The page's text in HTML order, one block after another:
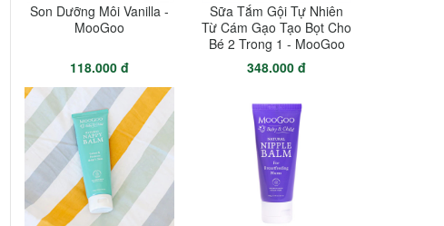
Son Dưỡng Môi Vanilla -
MooGoo
118.000 đ
Sữa Tắm Gội Tự Nhiên
Từ Cám Gạo Tạo Bọt Cho
Bé 2 Trong 1 - MooGoo
348.000 đ